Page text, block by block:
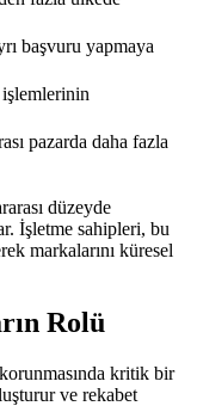
başvuru yapmaya
pazarda daha fazla
düzeyde
İşletme sahipleri, bu
markalarını küresel
Rolü
kritik bir
ve rekabet